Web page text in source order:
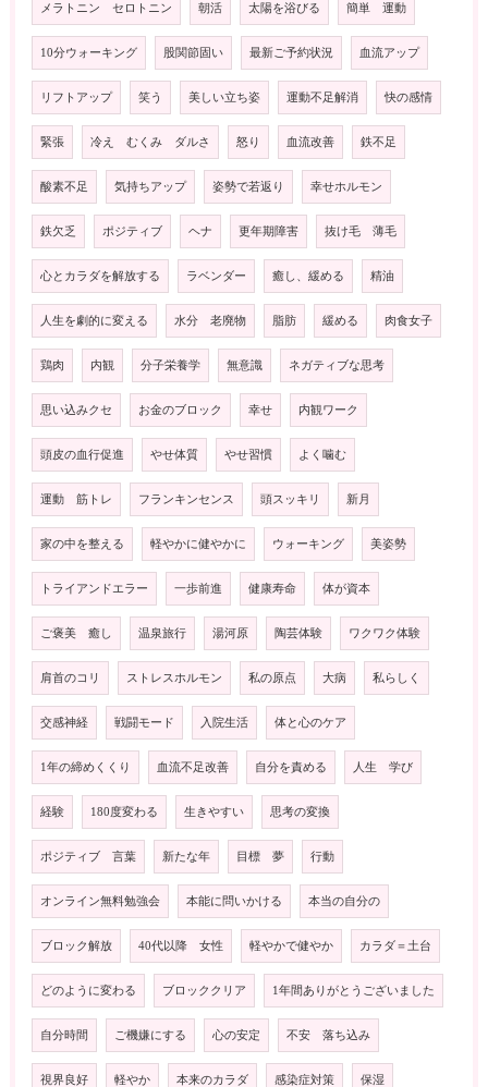
メラトニン セロトニン 朝活 太陽を浴びる 簡単 運動
10分ウォーキング 股関節固い 最新ご予約状況 血流アップ
リフトアップ 笑う 美しい立ち姿 運動不足解消 快の感情
緊張 冷え むくみ ダルさ 怒り 血流改善 鉄不足
酸素不足 気持ちアップ 姿勢で若返り 幸せホルモン
鉄欠乏 ポジティブ ヘナ 更年期障害 抜け毛 薄毛
心とカラダを解放する ラベンダー 癒し、緩める 精油
人生を劇的に変える 水分 老廃物 脂肪 緩める 肉食女子
鶏肉 内観 分子栄養学 無意識 ネガティブな思考
思い込みクセ お金のブロック 幸せ 内観ワーク
頭皮の血行促進 やせ体質 やせ習慣 よく噛む
運動 筋トレ フランキンセンス 頭スッキリ 新月
家の中を整える 軽やかに健やかに ウォーキング 美姿勢
トライアンドエラー 一歩前進 健康寿命 体が資本
ご褒美 癒し 温泉旅行 湯河原 陶芸体験 ワクワク体験
肩首のコリ ストレスホルモン 私の原点 大病 私らしく
交感神経 戦闘モード 入院生活 体と心のケア
1年の締めくくり 血流不足改善 自分を責める 人生 学び
経験 180度変わる 生きやすい 思考の変換
ポジティブ 言葉 新たな年 目標 夢 行動
オンライン無料勉強会 本能に問いかける 本当の自分の
ブロック解放 40代以降 女性 軽やかで健やか カラダ＝土台
どのように変わる ブロッククリア 1年間ありがとうございました
自分時間 ご機嫌にする 心の安定 不安 落ち込み
視界良好 軽やか 本来のカラダ 感染症対策 保湿